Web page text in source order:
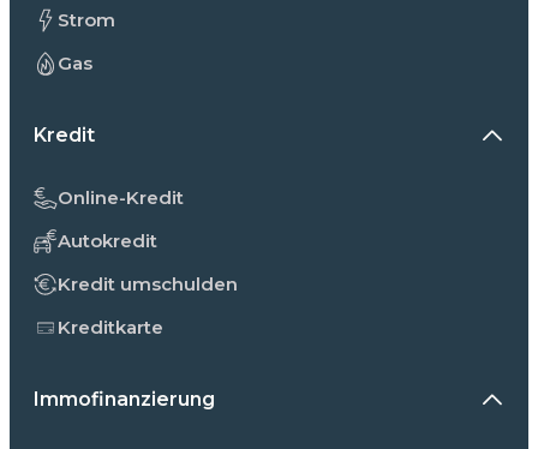
Strom
Gas
Kredit
Online-Kredit
Autokredit
Kredit umschulden
Kreditkarte
Immofinanzierung